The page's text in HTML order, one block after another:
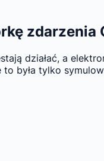
zdarzenia
działać, a
była tylko